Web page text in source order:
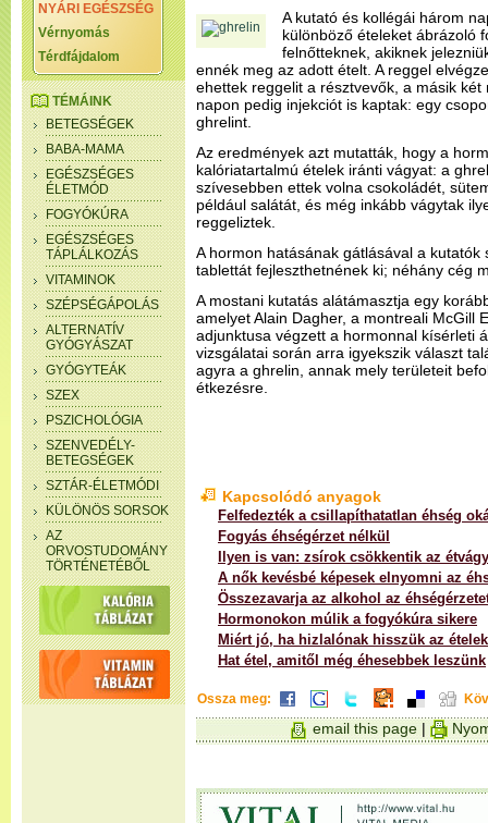
NYÁRI EGÉSZSÉG
Vérnyomás
Térdfájdalom
TÉMÁINK
BETEGSÉGEK
BABA-MAMA
EGÉSZSÉGES
ÉLETMÓD
FOGYÓKÚRA
EGÉSZSÉGES
TÁPLÁLKOZÁS
VITAMINOK
SZÉPSÉGÁPOLÁS
ALTERNATÍV
GYÓGYÁSZAT
GYÓGYTEÁK
SZEX
PSZICHOLÓGIA
SZENVEDÉLY-
BETEGSÉGEK
SZTÁR-ÉLETMÓDI
KÜLÖNÖS SORSOK
AZ
ORVOSTUDOMÁNY
TÖRTÉNETÉBŐL
A kutató és kollégái három
különböző ételeket ábrázoló
felnőtteknek, akiknek
ennék meg az adott ételt. A reggel
ehettek reggelit a résztvevők, a másik
napon pedig injekciót is kaptak: egy
ghrelint.
Az eredmények azt mutatták, hogy a
kalóriatartalmú ételek iránti vágyat: a
szívesebben ettek volna csokoládét,
például salátát, és még inkább vágytak
reggeliztek.
A hormon hatásának gátlásával a
tablettát fejleszthetnének ki; néhány cég
A mostani kutatás alátámasztja egy
amelyet Alain Dagher, a montreali McGill
adjunktusa végzett a hormonnal kísérleti
vizsgálatai során arra igyekszik választ
agyra a ghrelin, annak mely területeit
étkezésre.
Kapcsolódó anyagok
Felfedezték a csillapíthatatlan éhség
Fogyás éhségérzet nélkül
Ilyen is van: zsírok csökkentik az
A nők kevésbé képesek elnyomni az
Összezavarja az alkohol az
Hormonokon múlik a fogyókúra sikere
Miért jó, ha hizlalónak hisszük az
Hat étel, amitől még éhesebbek leszünk
Ossza meg:
email this page |